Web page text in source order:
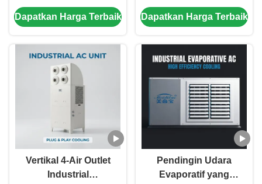
Air Cooler dengan 8
ventilasi yang dapat
penghematan energi
untuk ventilasi gym
gudang pabrik
Dapatkan Harga Terbaik
8HP dengan
Penghematan Energi
Panjang 18m dan
Tidak Ada Kerumitan
Pemasangan untuk
Pabrik dan Gudang
Dapatkan Harga Terbaik
Vertikal 4-Air Outlet
Industrial
Pendingin Udara
Evaporatif yang